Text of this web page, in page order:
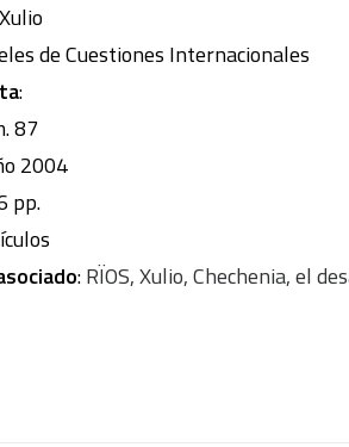
de Cuestiones Internacionales
:
87
2004
pp.
:RÏOS, Xulio, Chechenia, el